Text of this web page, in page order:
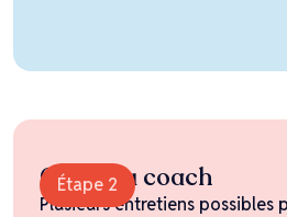
Choix du coach
Plusieurs entretiens possibles
Étape 2